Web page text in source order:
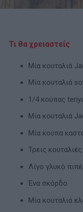
Τι θα χρειαστείς
Μία κουταλιά
Μία κουταλιά
1/4 κούπας
Μία κουταλιά
Μία κούπα
Τρεις
Λίγο γλυκό
Ένα σκόρδο
Μία κουταλιά